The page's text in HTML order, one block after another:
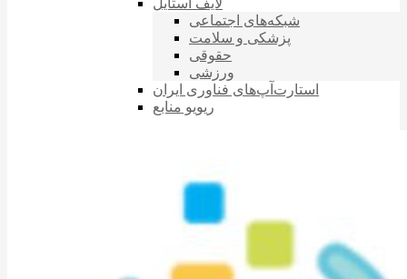
لایف استایل
شبکه‌های اجتماعی
پزشکی و سلامت
حقوقی
ورزشی
استارت‌آپ‌های فناوری ایران
ریویو منابع